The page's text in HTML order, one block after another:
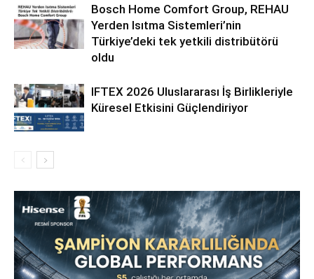
Bosch Home Comfort Group, REHAU
Yerden Isıtma Sistemleri’nin
Türkiye’deki tek yetkili distribütörü
oldu
IFTEX 2026 Uluslararası İş Birlikleriyle
Küresel Etkisini Güçlendiriyor